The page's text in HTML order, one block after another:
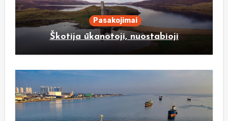
Pasakojimai
Škotija ūkanotoji, nuostabioji